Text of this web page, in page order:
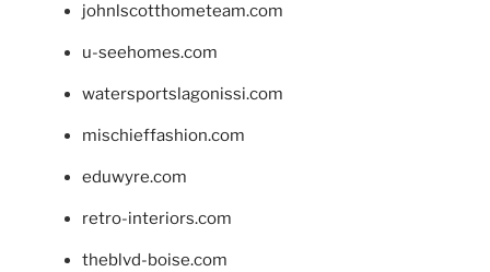
johnlscotthometeam.com
u-seehomes.com
watersportslagonissi.com
mischieffashion.com
eduwyre.com
retro-interiors.com
theblvd-boise.com